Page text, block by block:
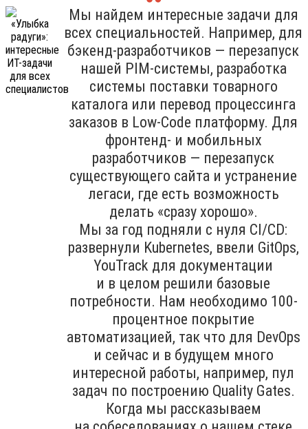
Мы найдем интересные задачи для
всех специальностей. Например, для
бэкенд-разработчиков — перезапуск
нашей PIM-системы, разработка
системы поставки товарного
каталога или перевод процессинга
заказов в Low-Code платформу. Для
фронтенд- и мобильных
разработчиков — перезапуск
существующего сайта и устранение
легаси, где есть возможность
делать «сразу хорошо».
Мы за год подняли с нуля CI/CD:
развернули Kubernetes, ввели GitOps,
YouTrack для документации
и в целом решили базовые
потребности. Нам необходимо 100-
процентное покрытие
автоматизацией, так что для DevOps
и сейчас и в будущем много
интересной работы, например, пул
задач по построению Quality Gates.
Когда мы рассказываем